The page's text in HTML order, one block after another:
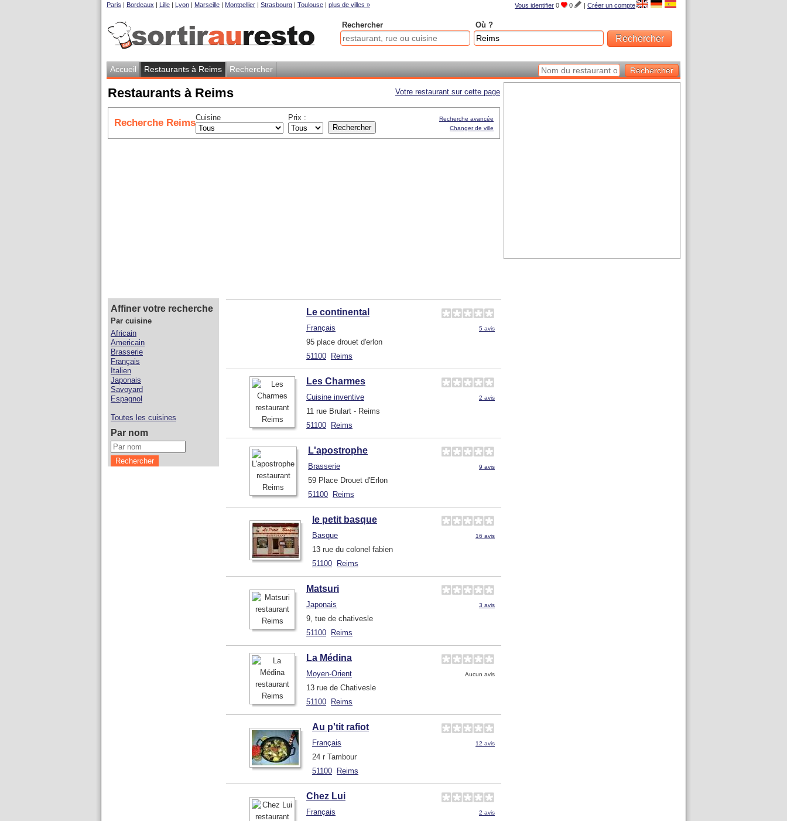
Vous identifier 0 0 | Créer un compte
Paris | Bordeaux | Lille | Lyon | Marseille | Montpellier | Strasbourg | Toulouse | plus de villes »
Rechercher Où ?
Accueil Restaurants à Reims Rechercher
Votre restaurant sur cette page
Restaurants à Reims
Recherche ReimsCuisine Prix :
Recherche avancée
Changer de ville
Le continental
Français 5 avis
95 place drouet d'erlon
51100
Reims
Les Charmes
Cuisine inventive 2 avis
11 rue Brulart - Reims
51100
Reims
L'apostrophe
Brasserie 9 avis
59 Place Drouet d'Erlon
51100
Reims
le petit basque
Basque 16 avis
13 rue du colonel fabien
51100
Reims
Matsuri
Japonais 3 avis
9, tue de chativesle
51100
Reims
La Médina
Moyen-Orient Aucun avis
13 rue de Chativesle
51100
Reims
Au p'tit rafiot
Français 12 avis
24 r Tambour
51100
Reims
Chez Lui
Français 2 avis
Affiner votre recherche
Par cuisine
Africain
Americain
Brasserie
Français
Italien
Japonais
Savoyard
Espagnol
Toutes les cuisines
Par nom